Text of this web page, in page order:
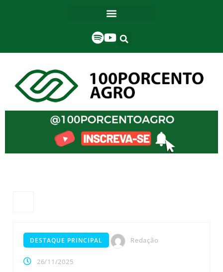
DESTAQUE PRINCIPAL Redação
26/11/2025